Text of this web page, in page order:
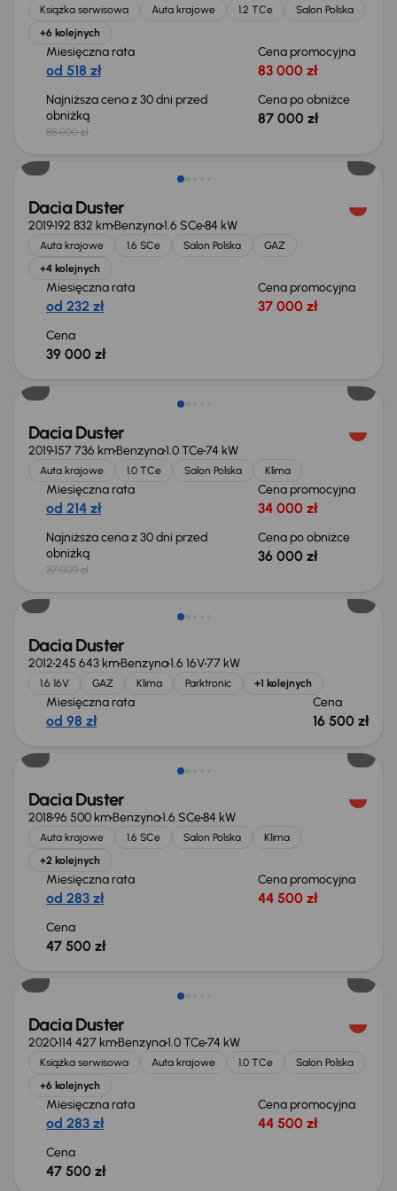
Książka serwisowa Auta krajowe 1.2 TCe
Salon Polska
+6 kolejnych
Miesięczna rata
od 518 zł
Cena promocyjna
83 000 zł
Najniższa cena z 30 dni przed
obniżką
88 000 zł
Cena po obniżce
87 000 zł
Dacia Duster
2019192 832 kmBenzyna1.6 SCe84 kW
Auta krajowe 1.6 SCe Salon Polska
GAZ
+4 kolejnych
Miesięczna rata
od 232 zł
Cena promocyjna
37 000 zł
Cena
39 000 zł
Dacia Duster
2019157 736 kmBenzyna1.0 TCe74 kW
Auta krajowe 1.0 TCe Salon Polska Klima
Miesięczna rata
od 214 zł
Cena promocyjna
34 000 zł
Najniższa cena z 30 dni przed
obniżką
37 000 zł
Cena po obniżce
36 000 zł
Dacia Duster
2012245 643 kmBenzyna1.6 16V77 kW
1.6 16V GAZ Klima Parktronic +1 kolejnych
Miesięczna rata
od 98 zł
Cena
16 500 zł
Dacia Duster
201896 500 kmBenzyna1.6 SCe84 kW
Auta krajowe 1.6 SCe Salon Polska
Klima
+2 kolejnych
Miesięczna rata
od 283 zł
Cena promocyjna
44 500 zł
Cena
47 500 zł
Dacia Duster
2020114 427 kmBenzyna1.0 TCe74 kW
Książka serwisowa Auta krajowe 1.0 TCe
Salon Polska
+6 kolejnych
Miesięczna rata
od 283 zł
Cena promocyjna
44 500 zł
Cena
47 500 zł
Świeżo skupione